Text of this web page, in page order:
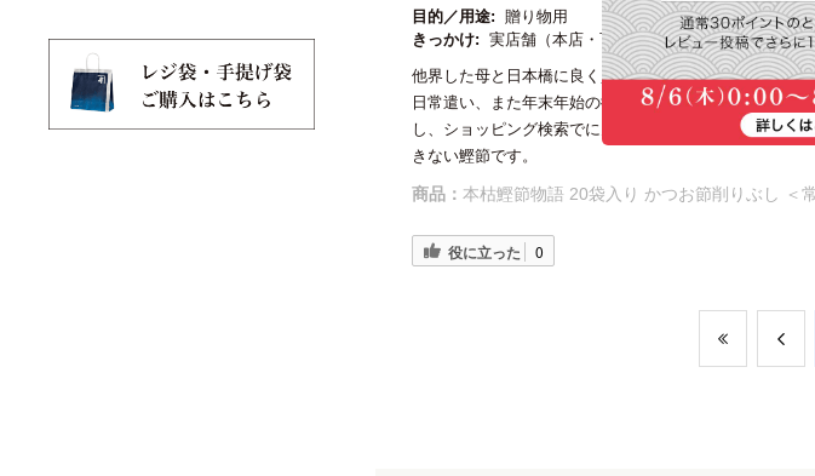
目的／用途: 贈り物用
きっかけ: 実店舗（本店・百貨店など）
他界した母と日本橋に良く買い物に行きました。
日常遣い、また年末年始の御挨拶に、良くにんべんに
し、ショッピング検索でにんべんネットを発見しまし
きない鰹節です。
商品： 本枯鰹節物語 20袋入り かつお節削りぶし ＜
役に立った 0